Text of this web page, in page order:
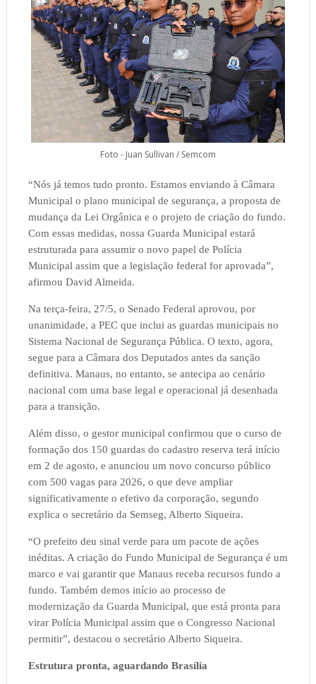
Foto - Juan Sullivan / Semcom
“Nós já temos tudo pronto. Estamos enviando à Câmara
Municipal o plano municipal de segurança, a proposta de
mudança da Lei Orgânica e o projeto de criação do fundo.
Com essas medidas, nossa Guarda Municipal estará
estruturada para assumir o novo papel de Polícia
Municipal assim que a legislação federal for aprovada”,
afirmou David Almeida.
Na terça-feira, 27/5, o Senado Federal aprovou, por
unanimidade, a PEC que inclui as guardas municipais no
Sistema Nacional de Segurança Pública. O texto, agora,
segue para a Câmara dos Deputados antes da sanção
definitiva. Manaus, no entanto, se antecipa ao cenário
nacional com uma base legal e operacional já desenhada
para a transição.
Além disso, o gestor municipal confirmou que o curso de
formação dos 150 guardas do cadastro reserva terá início
em 2 de agosto, e anunciou um novo concurso público
com 500 vagas para 2026, o que deve ampliar
significativamente o efetivo da corporação, segundo
explica o secretário da Semseg, Alberto Siqueira.
“O prefeito deu sinal verde para um pacote de ações
inéditas. A criação do Fundo Municipal de Segurança é um
marco e vai garantir que Manaus receba recursos fundo a
fundo. Também demos início ao processo de
modernização da Guarda Municipal, que está pronta para
virar Polícia Municipal assim que o Congresso Nacional
permitir”, destacou o secretário Alberto Siqueira.
Estrutura pronta, aguardando Brasília